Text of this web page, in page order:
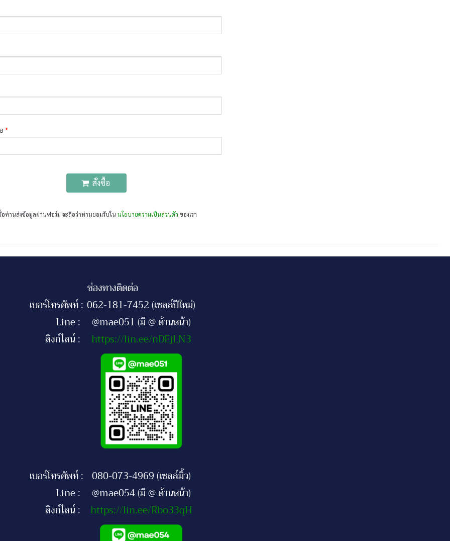
*
สั่งซื้อ
อท่านส่งข้อมูลผ่านฟอร์ม จะถือว่าท่านยอมรับใน นโยบายความเป็นส่วนตัว ของเรา
ช่องทางติดต่อ
เบอร์โทรศัพท์ : 062-181-7452 (เซลล์ปีใหม่)
Line :
@mae051 (มี @ ด้านหน้า)
ลิงก์ไลน์ :
https://lin.ee/nDEjLN3
เบอร์โทรศัพท์ : 080-073-4969 (เซลล์มิ้ว)
Line :
@mae054 (มี @ ด้านหน้า)
ลิงก์ไลน์ :
https://lin.ee/Rbo33qH